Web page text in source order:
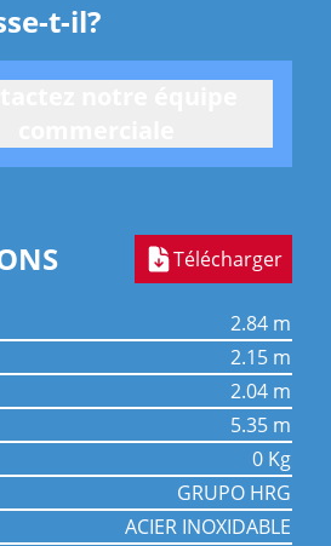
t-il?
Télécharger
2.84 m
2.15 m
2.04 m
5.35 m
0 Kg
GRUPO HRG
ACIER INOXIDABLE